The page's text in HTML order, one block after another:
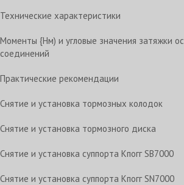
Технические характеристики
Моменты {Нм) и угловые значения затяжки
соединений
Практические рекомендации
Снятие и установка тормозных колодок
Снятие и установка тормозного диска
Снятие и установка суппорта Кпогг SB7000
Снятие и установка суппорта Кпогг SN7000